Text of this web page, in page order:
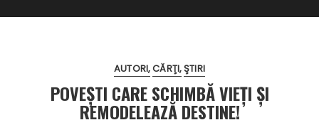
AUTORI CĂRŢI ŞTIRI
POVEȘTI CARE SCHIMBĂ VIEȚI ȘI
REMODELEAZĂ DESTINE!